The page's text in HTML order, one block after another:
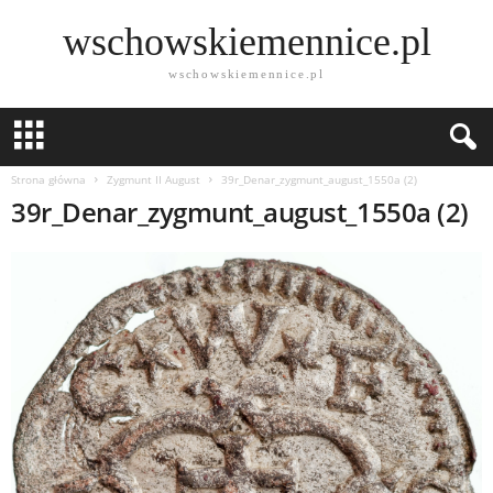
wschowskiemennice.pl
wschowskiemennice.pl
Strona główna Zygmunt II August 39r_Denar_zygmunt_august_1550a (2)
39r_Denar_zygmunt_august_1550a (2)